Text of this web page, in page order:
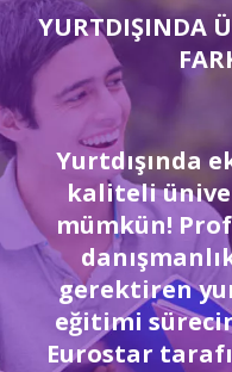
YURTDIŞINDA
Yurtdışında
kaliteli
mümkün!
gerektiren
eğitimi
Eurostar